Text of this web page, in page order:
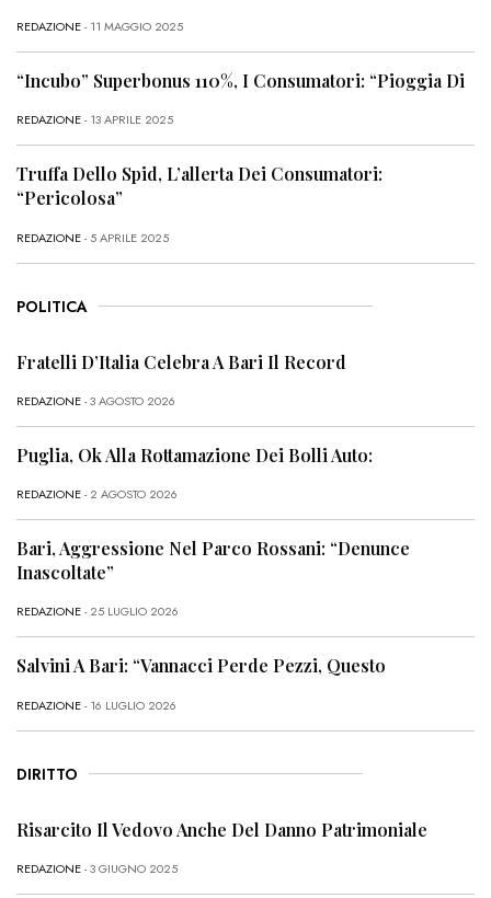
REDAZIONE- 11 MAGGIO 2025
“Incubo” Superbonus 110%, I Consumatori: “Pioggia Di
REDAZIONE- 13 APRILE 2025
Truffa Dello Spid, L’allerta Dei Consumatori:
“Pericolosa”
REDAZIONE- 5 APRILE 2025
POLITICA
Fratelli D’Italia Celebra A Bari Il Record
REDAZIONE- 3 AGOSTO 2026
Puglia, Ok Alla Rottamazione Dei Bolli Auto:
REDAZIONE- 2 AGOSTO 2026
Bari, Aggressione Nel Parco Rossani: “Denunce
Inascoltate”
REDAZIONE- 25 LUGLIO 2026
Salvini A Bari: “Vannacci Perde Pezzi, Questo
REDAZIONE- 16 LUGLIO 2026
DIRITTO
Risarcito Il Vedovo Anche Del Danno Patrimoniale
REDAZIONE- 3 GIUGNO 2025